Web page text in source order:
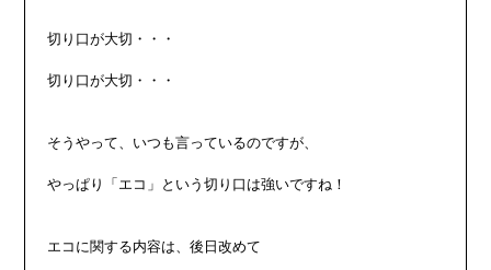
切り口が大切・・・
切り口が大切・・・
そうやって、いつも言っているのですが、
やっぱり「エコ」という切り口は強いですね！
エコに関する内容は、後日改めて